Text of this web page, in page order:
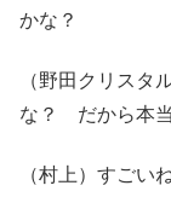
かな？
（野田クリスタ
な？ だから本当
（村上）すごい